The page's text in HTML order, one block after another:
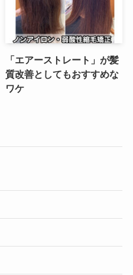
「エアーストレート」が髪
質改善としてもおすすめな
ワケ